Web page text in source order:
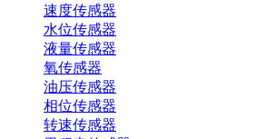
速度传感器
水位传感器
液量传感器
氧传感器
油压传感器
相位传感器
转速传感器